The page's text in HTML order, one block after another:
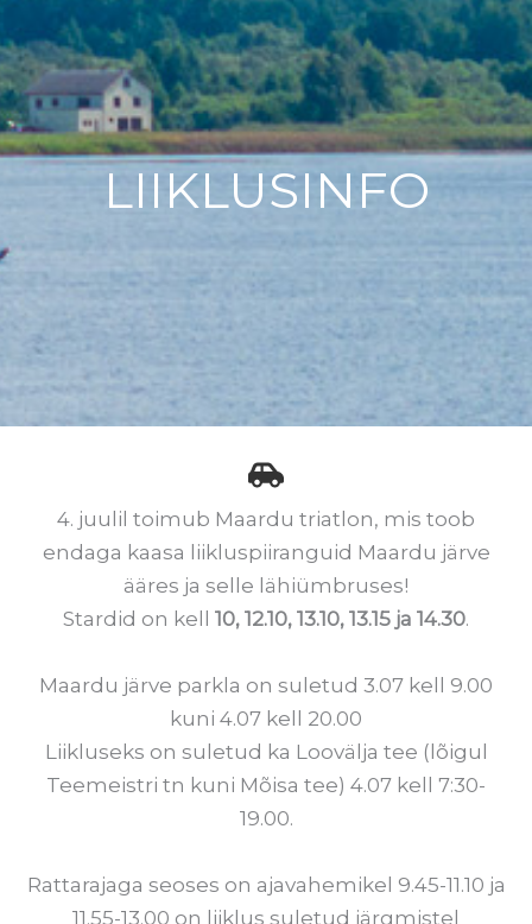
LIIKLUSINFO
4. juulil toimub Maardu triatlon, mis toob
endaga kaasa liikluspiiranguid Maardu järve
ääres ja selle lähiümbruses!
Stardid on kell 10, 12.10, 13.10, 13.15 ja 14.30.
Maardu järve parkla on suletud 3.07 kell 9.00
kuni 4.07 kell 20.00
Liikluseks on suletud ka Loovälja tee (lõigul
Teemeistri tn kuni Mõisa tee) 4.07 kell 7:30-
19.00.
Rattarajaga seoses on ajavahemikel 9.45-11.10 ja
11.55-13.00 on liiklus suletud järgmistel